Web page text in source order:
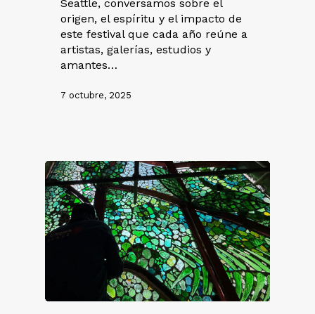
Seattle, conversamos sobre el
origen, el espíritu y el impacto de
este festival que cada año reúne a
artistas, galerías, estudios y
amantes…
7 octubre, 2025